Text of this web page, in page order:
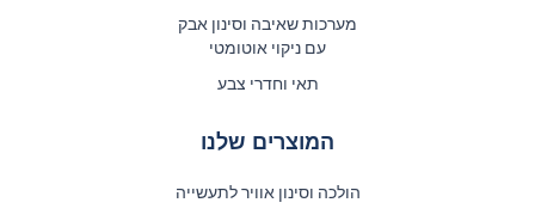
מערכות שאיבה וסינון אבק
עם ניקוי אוטומטי
תאי וחדרי צבע
המוצרים שלנו
הולכה וסינון אוויר לתעשייה